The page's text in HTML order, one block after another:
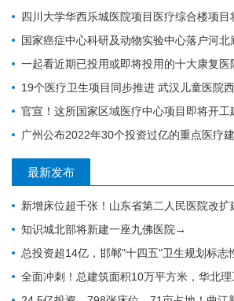
四川大学华西乐城医院项目医疗综合楼项目将
国家癌症中心科研及动物实验中心落户河北
一起看近期已投用或即将投用的十大康复医
19个医疗卫生项目同步推进 武汉儿童医院西院10月交付 武汉经开区投资70亿元建
官宣！这所国家区域医疗中心项目即将开工
广州公布2022年30个投资过亿的重点医疗建设项目，全力打造医疗卫生
最新发布
新增床位超千张！山东省第二人民医院改扩建项目全力推进，地上
知识城北部将新建一座九佛医院→
总投资超14亿，邯郸"十四五"卫生规划标志性工程迎
全面冲刺！总建筑面积10万平方米，华北理工大学附属医院花海院区一期